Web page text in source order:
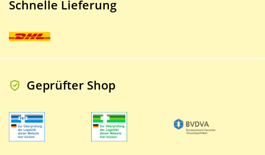
Schnelle Lieferung
Geprüfter Shop